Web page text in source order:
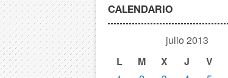
CALENDARIO
julio 2013
L
M X J V